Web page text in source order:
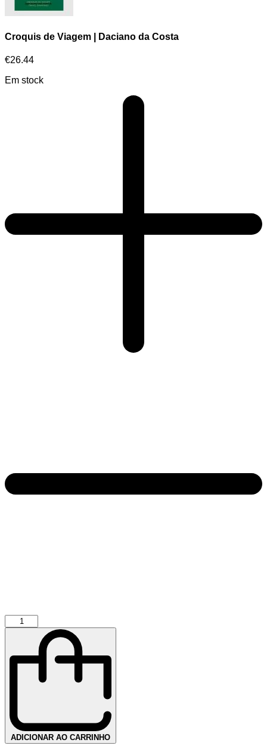
Croquis de Viagem | Daciano da Costa
€26.44
Em stock
ADICIONAR AO CARRINHO